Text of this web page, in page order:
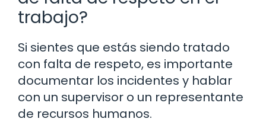
trabajo?
Si sientes que estás siendo tratado
con falta de respeto, es importante
documentar los incidentes y hablar
con un supervisor o un representante
de recursos humanos.